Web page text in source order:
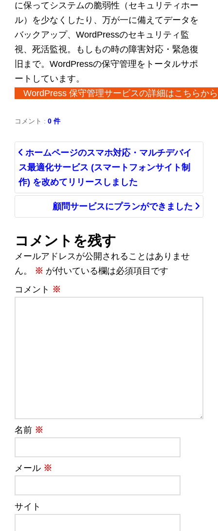
に保ってシステムの脆弱性（セキュリティホー
ル）を少なくしたり、万が一に備えてデータを
バックアップ、WordPressのセキュリティ監
視、死活監視。もしもの時の障害対応・緊急復
旧まで。WordPressの保守管理をトータルサポ
ートしています。
WordPress 保守管理サービスの詳細はこちらか
コメント : 0 件
ホームページのスマホ対応・マルチデバイ
ス最適化サービス (スマートフォンサイト制
作) を改めてリリースしました
顧問サービスにプランができました
コメントを残す
メールアドレスが公開されることはありませ
ん。
※ が付いている欄は必須項目です
コメント ※
名前 ※
メール ※
サイト